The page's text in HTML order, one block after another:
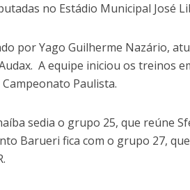
no Estádio Municipal José
por Yago Guilherme Nazário,
A equipe iniciou os treinos
Paulista.
sedia o grupo 25, que reúne
Barueri fica com o grupo 27,